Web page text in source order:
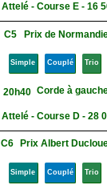
Attelé - Course E - 16
C5 Prix de
Simple Couplé Trio
20h40 Corde à
Attelé - Course D - 28
C6 Prix Albert
Simple Couplé Trio